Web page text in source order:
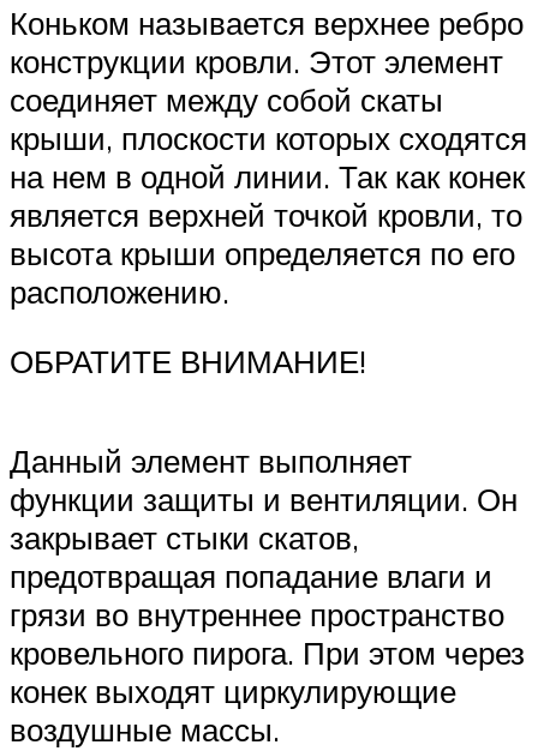
Коньком называется верхнее ребро
конструкции кровли. Этот элемент
соединяет между собой скаты
крыши, плоскости которых сходятся
на нем в одной линии. Так как конек
является верхней точкой кровли, то
высота крыши определяется по его
расположению.
ОБРАТИТЕ ВНИМАНИЕ!
Данный элемент выполняет
функции защиты и вентиляции. Он
закрывает стыки скатов,
предотвращая попадание влаги и
грязи во внутреннее пространство
кровельного пирога. При этом через
конек выходят циркулирующие
воздушные массы.